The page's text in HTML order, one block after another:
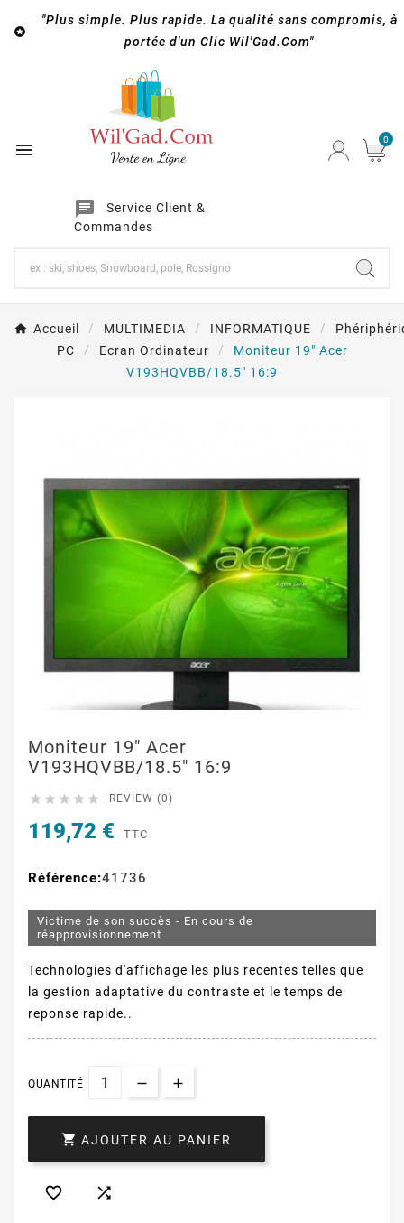

"Plus simple. Plus rapide. La qualité sans compromis, à
portée d'un Clic Wil'Gad.Com"

chat
Service Client &
Commandes
0
Accueil MULTIMEDIA INFORMATIQUE
PC
Ecran Ordinateur
Moniteur 19" Acer
V193HQVBB/18.5" 16:9
Moniteur 19" Acer
V193HQVBB/18.5" 16:9
     REVIEW (0)
119,72 € TTC
Référence:41736
Victime de son succès - En cours de
réapprovisionnement
Technologies d'affichage les plus recentes telles que
la gestion adaptative du contraste et le temps de
reponse rapide..
QUANTITÉ
 AJOUTER AU PANIER
 